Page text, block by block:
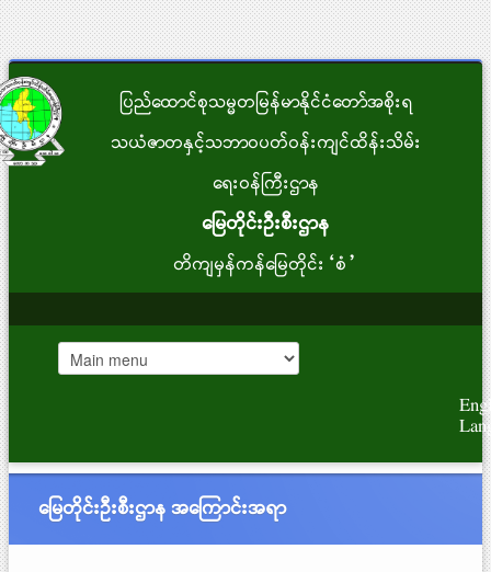
ပြည်ထောင်စုသမ္မတမြန်မာနိုင်ငံတော်အစိုးရ
သယံဇာတနှင့်သဘာဝပတ်ဝန်းကျင်ထိန်းသိမ်း
ရေးဝန်ကြီးဌာန
မြေတိုင်းဦးစီးဌာန
တိကျမှန်ကန်မြေတိုင်း“စံ”
မြေတိုင်းဦးစီးဌာန အကြောင်းအရာ